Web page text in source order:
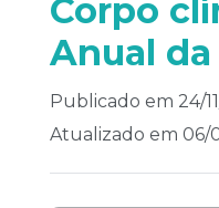
Corpo
Anual da
Publicado em 24/
Atualizado em 06/